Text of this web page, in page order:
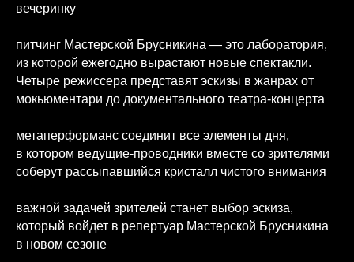
вечеринку
питчинг Мастерской Брусникина — это лаборатория,
из которой ежегодно вырастают новые спектакли.
Четыре режиссера представят эскизы в жанрах от
мокьюментари до документального театра-концерта
метаперформанс соединит все элементы дня,
в котором ведущие-проводники вместе со зрителями
соберут рассыпавшийся кристалл чистого внимания
важной задачей зрителей станет выбор эскиза,
который войдет в репертуар Мастерской Брусникина
в новом сезоне